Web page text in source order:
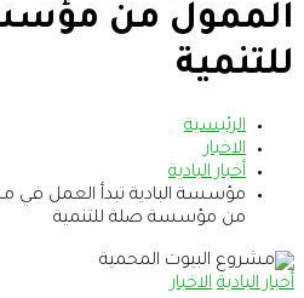
الممول من
للتنمية
الرئيسية
الاخبار
أخبار البادية
مؤسسة البادية تبدأ العمل في
من مؤسسة صلة للتنمية
أخبار البادية الاخبار